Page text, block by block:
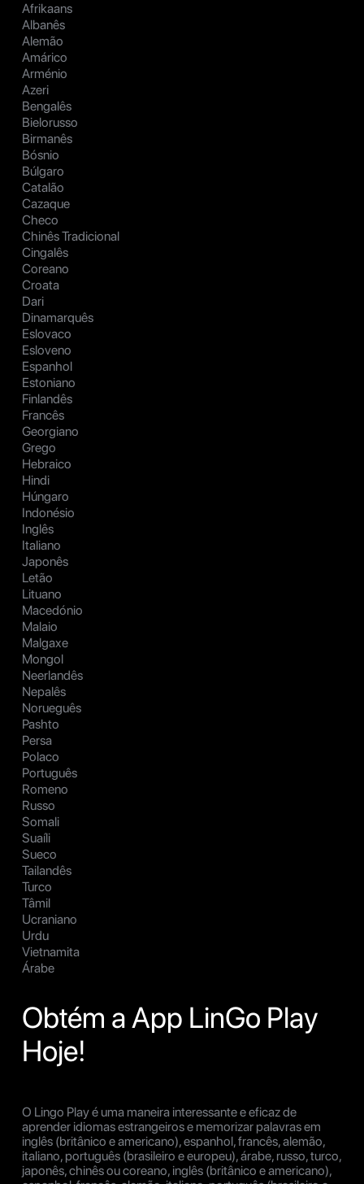
Afrikaans
Albanês
Alemão
Amárico
Arménio
Azeri
Bengalês
Bielorusso
Birmanês
Bósnio
Búlgaro
Catalão
Cazaque
Checo
Chinês Tradicional
Cingalês
Coreano
Croata
Dari
Dinamarquês
Eslovaco
Esloveno
Espanhol
Estoniano
Finlandês
Francês
Georgiano
Grego
Hebraico
Hindi
Húngaro
Indonésio
Inglês
Italiano
Japonês
Letão
Lituano
Macedónio
Malaio
Malgaxe
Mongol
Neerlandês
Nepalês
Norueguês
Pashto
Persa
Polaco
Português
Romeno
Russo
Somali
Suaíli
Sueco
Tailandês
Turco
Tâmil
Ucraniano
Urdu
Vietnamita
Árabe
Obtém a App LinGo Play
Hoje!
O Lingo Play é uma maneira interessante e eficaz de
aprender idiomas estrangeiros e memorizar palavras em
inglês (britânico e americano), espanhol, francês, alemão,
italiano, português (brasileiro e europeu), árabe, russo, turco,
japonês, chinês ou coreano, inglês (britânico e americano),